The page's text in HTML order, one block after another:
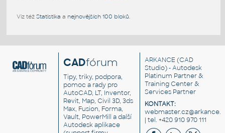
Viz též Statistika a nejnovějších 100 bloků.
CADfórum
Tipy, triky, podpora,
pomoc a rady pro
AutoCAD, LT, Inventor,
Revit, Map, Civil 3D, 3ds
Max, Fusion, Forma,
Vault, PowerMill a další
Autodesk aplikace
ARKANCE (CAD
Studio) - Autodesk
Platinum Partner &
Training Center &
Services Partner
KONTAKT:
| tel. +420 910 970 111